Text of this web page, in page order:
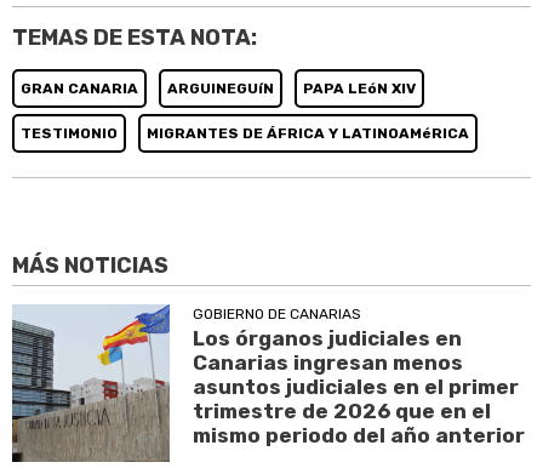
TEMAS DE ESTA NOTA:
GRAN CANARIA ARGUINEGUíN PAPA LEóN XIV
TESTIMONIO MIGRANTES DE ÁFRICA Y LATINOAMéRICA
MÁS NOTICIAS
GOBIERNO DE CANARIAS
Los órganos judiciales en
Canarias ingresan menos
asuntos judiciales en el primer
trimestre de 2026 que en el
mismo periodo del año anterior